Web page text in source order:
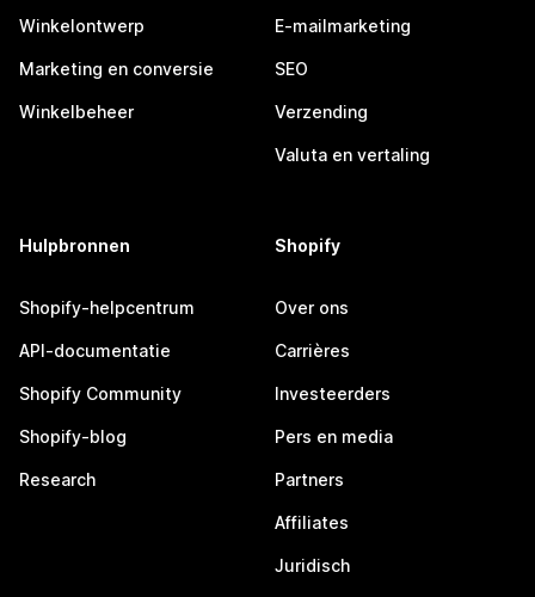
Winkelontwerp
Marketing en conversie
Winkelbeheer
E-mailmarketing
SEO
Verzending
Valuta en vertaling
Hulpbronnen
Shopify-helpcentrum
API-documentatie
Shopify Community
Shopify-blog
Research
Shopify
Over ons
Carrières
Investeerders
Pers en media
Partners
Affiliates
Juridisch